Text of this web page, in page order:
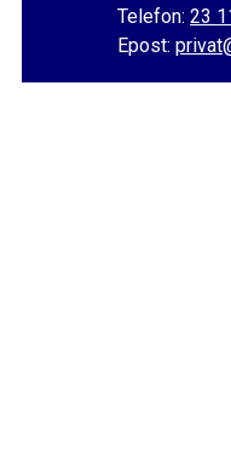
Telefon: 23
Epost: